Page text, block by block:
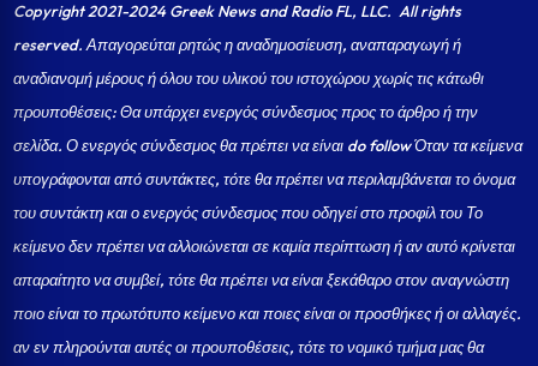
Copyright 2021-2024 Greek News and Radio FL, LLC. All rights
reserved. Απαγορεύται ρητώς η αναδημοσίευση, αναπαραγωγή ή
αναδιανομή μέρους ή όλου του υλικού του ιστοχώρου χωρίς τις κάτωθι
προυποθέσεις: Θα υπάρχει ενεργός σύνδεσμος προς το άρθρο ή την
σελίδα.Ο ενεργός σύνδεσμος θα πρέπει να είναι do follow Όταν τα κείμενα
υπογράφονται από συντάκτες, τότε θα πρέπει να περιλαμβάνεται το όνομα
του συντάκτη και ο ενεργός σύνδεσμος που οδηγεί στο προφίλ του Το
κείμενο δεν πρέπει να αλλοιώνεται σε καμία περίπτωση ή αν αυτό κρίνεται
απαραίτητο να συμβεί, τότε θα πρέπει να είναι ξεκάθαρο στον αναγνώστη
ποιο είναι το πρωτότυπο κείμενο και ποιες είναι οι προσθήκες ή οι αλλαγές.
αν εν πληρούνται αυτές οι προυποθέσεις, τότε το νομικό τμήμα μας θα